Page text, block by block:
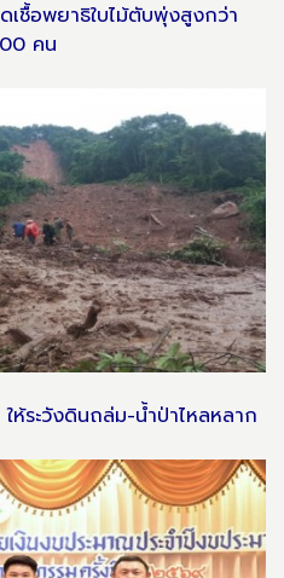
เชื้อพยาธิใบไม้ตับพุ่งสูงกว่า
คน
ระวังดินถล่ม-น้ำป่าไหลหลาก